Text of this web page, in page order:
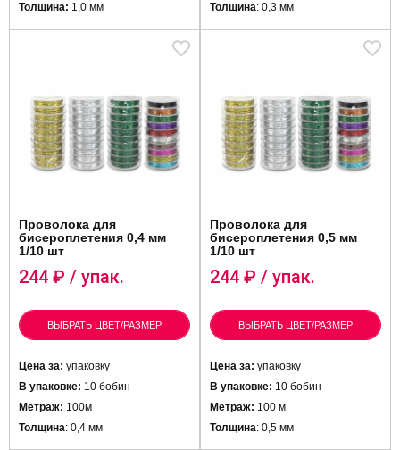
Толщина: 1,0 мм
Толщина: 0,3 мм
Проволока для
бисероплетения 0,4 мм
1/10 шт
244 ₽ / упак.
ВЫБРАТЬ ЦВЕТ/РАЗМЕР
Цена за: упаковку
В упаковке: 10 бобин
Метраж: 100м
Толщина: 0,4 мм
Проволока для
бисероплетения 0,5 мм
1/10 шт
244 ₽ / упак.
ВЫБРАТЬ ЦВЕТ/РАЗМЕР
Цена за: упаковку
В упаковке: 10 бобин
Метраж: 100 м
Толщина: 0,5 мм